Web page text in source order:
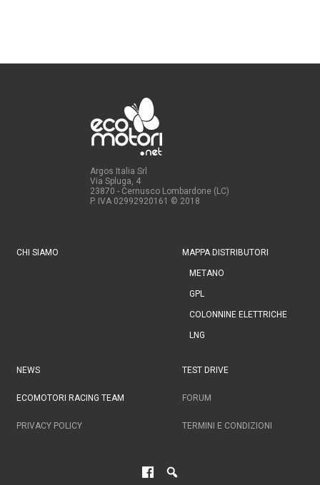
Argos Italia Srl
Via Spluga, 4
23870 - Cernusco Lombardone (LC)
P. IVA 02992920161 © 2018
CHI SIAMO MAPPA DISTRIBUTORI
METANO
GPL
COLONNINE ELETTRICHE
LNG
NEWS TEST DRIVE
ECOMOTORI RACING TEAM FORUM
PRIVACY POLICY TERMINI E CONDIZIONI